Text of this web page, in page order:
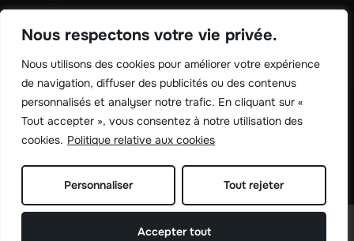
Nous respectons votre vie privée.
Nous utilisons des cookies pour améliorer votre expérience
de navigation, diffuser des publicités ou des contenus
personnalisés et analyser notre trafic. En cliquant sur «
Tout accepter », vous consentez à notre utilisation des
cookies. Politique relative aux cookies
Personnaliser Tout rejeter
Accepter tout
Télécharger notre application !
Règlements & Sécurité
Sporting de charleroi 2026